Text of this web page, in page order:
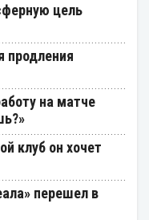
цель
продления
на матче
клуб он хочет
перешел в